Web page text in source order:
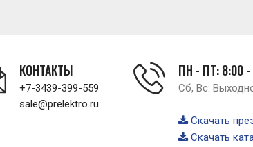
КОНТАКТЫ
+7-3439-399-559
sale@prelektro.ru
ПН - ПТ: 8:00 -
Сб, Вс:
Скачать
Скачать